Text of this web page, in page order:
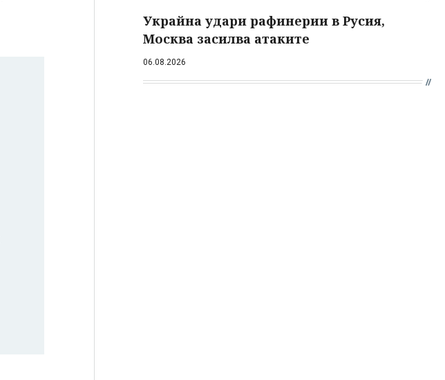
Украйна удари рафинерии в Русия,
Москва засилва атаките
06.08.2026